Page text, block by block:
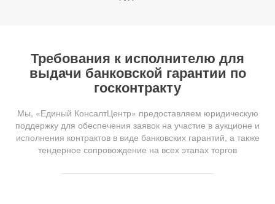
Требования к исполнителю для
выдачи банковской гарантии по
госконтракту
Мы, «Единый КонсалтЦентр» предоставляем юридическую
поддержку для обеспечения заявок на участие в аукционе и
исполнения контрактов в виде банковских гарантий, а также
тендерное сопровождение на всех этапах торгов